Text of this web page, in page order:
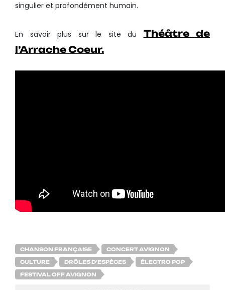
singulier et profondément humain.
En savoir plus sur le site du Théâtre de
l’Arrache Coeur.
CHANSON FRANÇAISE CONCERT AVIGNON
CULTURE DRÔLES D'ESPÈCES ÉLECTRO POP
FESTIVAL OFF AVIGNON